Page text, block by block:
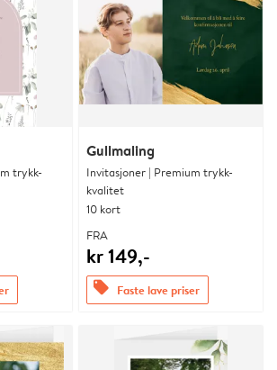
trykk-
Gullmaling
Invitasjoner | Premium trykk-
kvalitet
10 kort
FRA
kr 149,-
offers Faste lave priser